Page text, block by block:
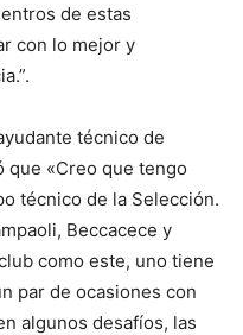
de estas
con lo mejor y
técnico de
que «Creo que tengo
técnico de la Selección.
Beccacece y
como este, uno tiene
par de ocasiones con
algunos desafíos, las